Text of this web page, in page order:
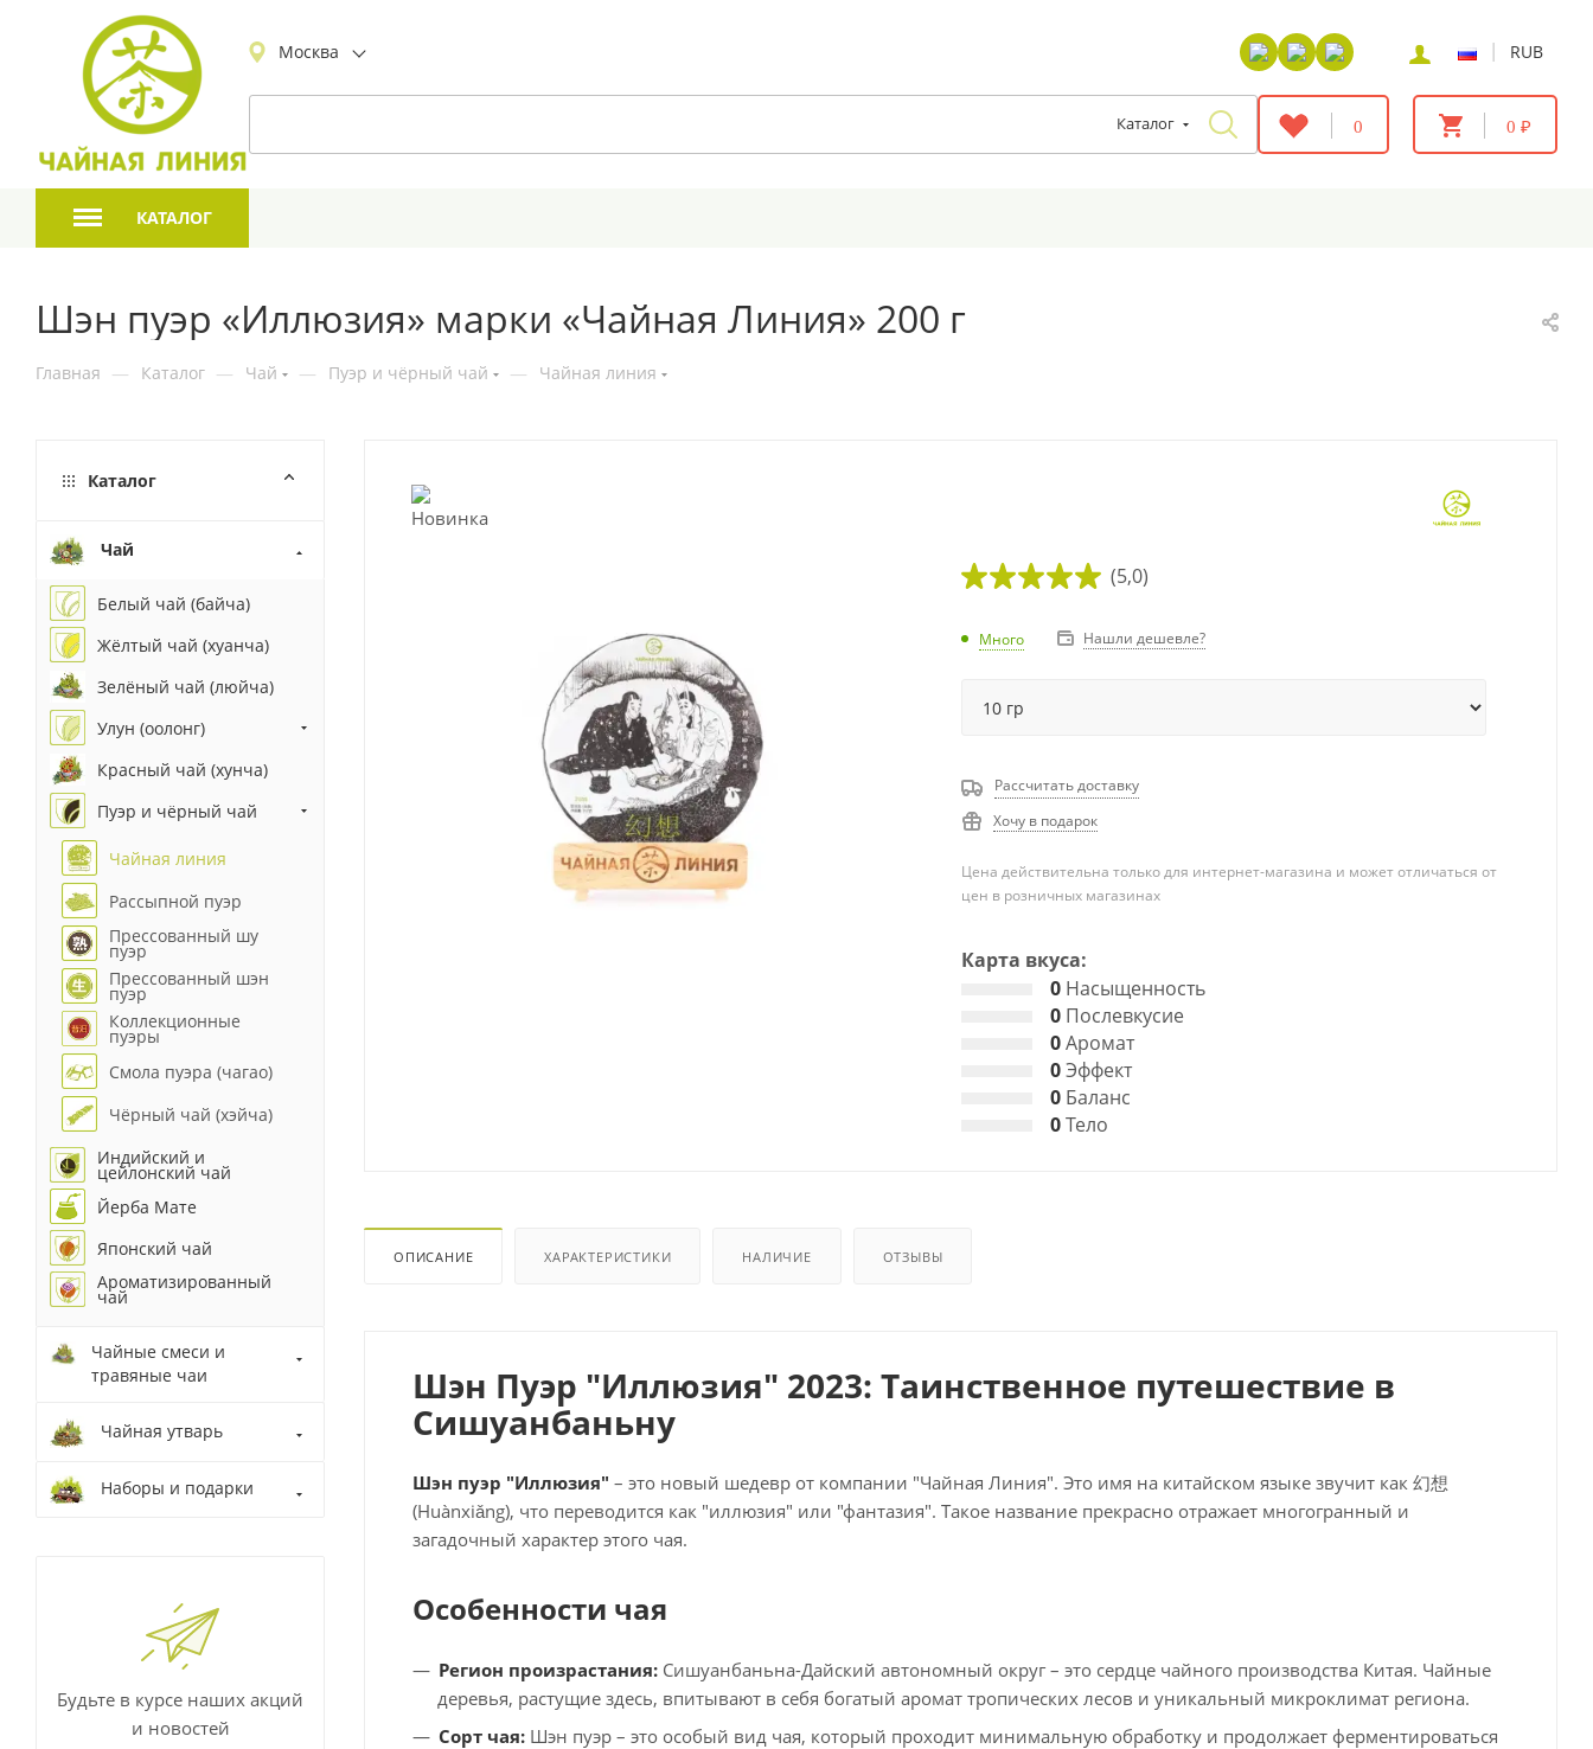
Москва | RUB
Каталог 0 0 ₽
КАТАЛОГ
Шэн пуэр «Иллюзия» марки «Чайная Линия» 200 г
Главная — Каталог — Чай — Пуэр и чёрный чай — Чайная линия
(5,0)
Много Нашли дешевле?
Рассчитать доставку
Хочу в подарок
Цена действительна только для интернет-магазина и может отличаться от
цен в розничных магазинах
Карта вкуса:
0Насыщенность
0Послевкусие
0Аромат
0Эффект
0Баланс
0Тело
ОПИСАНИЕ ХАРАКТЕРИСТИКИ НАЛИЧИЕ ОТЗЫВЫ
Шэн Пуэр "Иллюзия" 2023: Таинственное путешествие в
Сишуанбаньну
Шэн пуэр "Иллюзия" – это новый шедевр от компании "Чайная Линия". Это имя на китайском языке звучит как 幻想
(Huànxiǎng), что переводится как "иллюзия" или "фантазия". Такое название прекрасно отражает многогранный и
загадочный характер этого чая.
Особенности чая
Регион произрастания: Сишуанбаньна-Дайский автономный округ – это сердце чайного производства Китая. Чайные
деревья, растущие здесь, впитывают в себя богатый аромат тропических лесов и уникальный микроклимат региона.
Сорт чая: Шэн пуэр – это особый вид чая, который проходит минимальную обработку и продолжает ферментироваться
Каталог
Чай
Белый чай (байча)
Жёлтый чай (хуанча)
Зелёный чай (люйча)
Улун (оолонг)
Красный чай (хунча)
Пуэр и чёрный чай
Чайная линия
Рассыпной пуэр
Прессованный шу
пуэр
Прессованный шэн
пуэр
Коллекционные
пуэры
Смола пуэра (чагао)
Чёрный чай (хэйча)
Индийский и
цейлонский чай
Йерба Мате
Японский чай
Ароматизированный
чай
Чайные смеси и
травяные чаи
Чайная утварь
Наборы и подарки
Будьте в курсе наших акций
и новостей